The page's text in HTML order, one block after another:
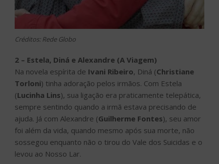
Créditos: Rede Globo
2 – Estela, Diná e Alexandre (A Viagem)
Na novela espírita de Ivani Ribeiro, Diná (Christiane
Torloni) tinha adoração pelos irmãos. Com Estela
(Lucinha Lins), sua ligação era praticamente telepática,
sempre sentindo quando a irmã estava precisando de
ajuda. Já com Alexandre (Guilherme Fontes), seu amor
foi além da vida, quando mesmo após sua morte, não
sossegou enquanto não o tirou do Vale dos Suicidas e o
levou ao Nosso Lar.